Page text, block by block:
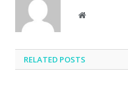
Website
RELATED POSTS